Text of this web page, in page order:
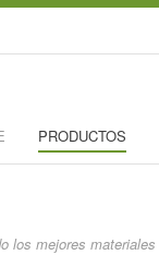
PRODUCTOS
los mejores materiales